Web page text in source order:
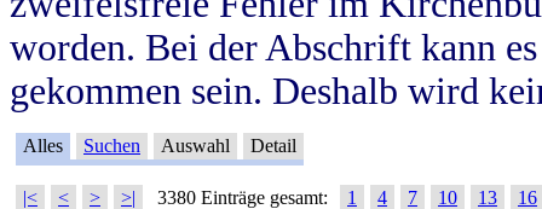
worden. Bei der Abschrift kann
gekommen sein. Deshalb wird
Alles Suchen Auswahl Detail
|< < > >| 3380 Einträge gesamt: 1 4 7 10 13
16